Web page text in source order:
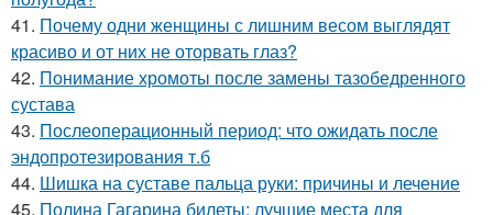
41. Почему одни женщины с лишним весом выглядят
красиво и от них не оторвать глаз?
42. Понимание хромоты после замены тазобедренного
сустава
43. Послеоперационный период: что ожидать после
эндопротезирования т.б
44. Шишка на суставе пальца руки: причины и лечение
45. Полина Гагарина билеты: лучшие места для